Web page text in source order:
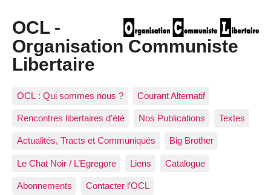
OCL -
Organisation Communiste
Libertaire
OCL : Qui sommes nous ? Courant Alternatif
Rencontres libertaires d’été Nos Publications Textes
Actualités, Tracts et Communiqués Big Brother
Le Chat Noir / L’Egregore Liens Catalogue
Abonnements Contacter l’OCL